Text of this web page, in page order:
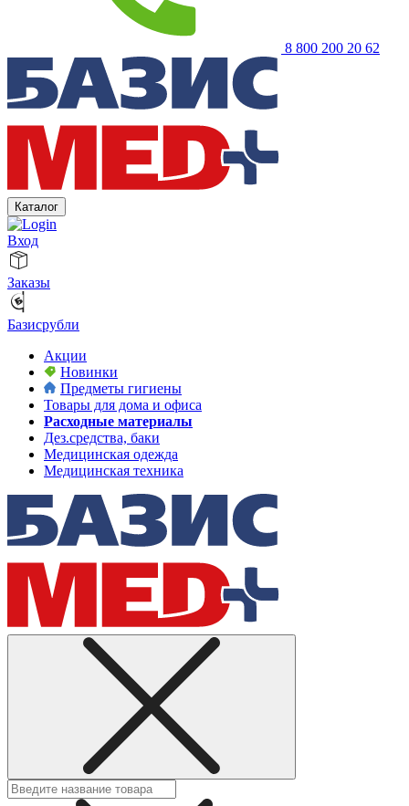
8 800 200 20 62
Каталог
Вход
Заказы
Базисрубли
Акции
Новинки
Предметы гигиены
Товары для дома и офиса
Расходные материалы
Дез.средства, баки
Медицинская одежда
Медицинская техника